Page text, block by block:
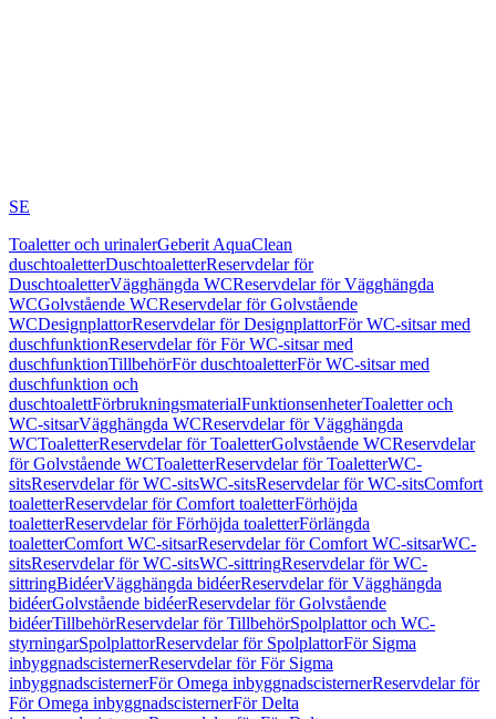
SE
Toaletter och urinalerGeberit AquaClean
duschtoaletterDuschtoaletterReservdelar för
DuschtoaletterVägghängda WCReservdelar för Vägghängda
WCGolvstående WCReservdelar för Golvstående
WCDesignplattorReservdelar för DesignplattorFör WC-sitsar med
duschfunktionReservdelar för För WC-sitsar med
duschfunktionTillbehörFör duschtoaletterFör WC-sitsar med
duschfunktion och
duschtoalettFörbrukningsmaterialFunktionsenheterToaletter och
WC-sitsarVägghängda WCReservdelar för Vägghängda
WCToaletterReservdelar för ToaletterGolvstående WCReservdelar
för Golvstående WCToaletterReservdelar för ToaletterWC-
sitsReservdelar för WC-sitsWC-sitsReservdelar för WC-sitsComfort
toaletterReservdelar för Comfort toaletterFörhöjda
toaletterReservdelar för Förhöjda toaletterFörlängda
toaletterComfort WC-sitsarReservdelar för Comfort WC-sitsarWC-
sitsReservdelar för WC-sitsWC-sittringReservdelar för WC-
sittringBidéerVägghängda bidéerReservdelar för Vägghängda
bidéerGolvstående bidéerReservdelar för Golvstående
bidéerTillbehörReservdelar för TillbehörSpolplattor och WC-
styrningarSpolplattorReservdelar för SpolplattorFör Sigma
inbyggnadscisternerReservdelar för För Sigma
inbyggnadscisternerFör Omega inbyggnadscisternerReservdelar för
För Omega inbyggnadscisternerFör Delta